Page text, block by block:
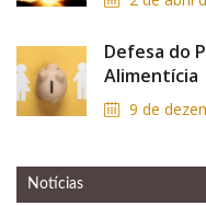
Defesa do
Alimentícia
9 de
Notícias